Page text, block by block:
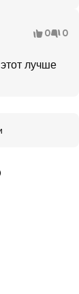
0 0
лучше